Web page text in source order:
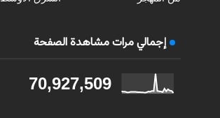
إجمالي مرات مشاهدة الصفحة
70,927,509